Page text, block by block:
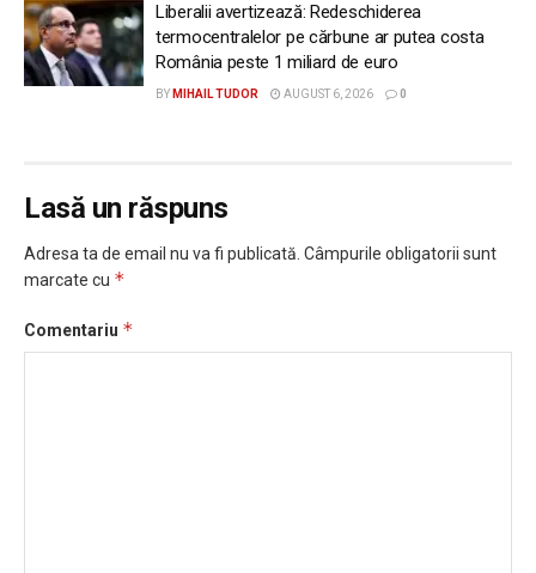
Liberalii avertizează: Redeschiderea
termocentralelor pe cărbune ar putea costa
România peste 1 miliard de euro
BY MIHAIL TUDOR AUGUST 6, 2026 0
Lasă un răspuns
Adresa ta de email nu va fi publicată. Câmpurile obligatorii sunt
marcate cu *
Comentariu *